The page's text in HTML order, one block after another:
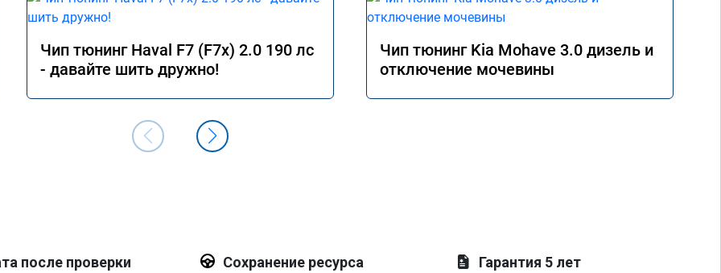
Чип тюнинг Haval F7 (F7x) 2.0 190 лс
- давайте шить дружно!
Чип тюнинг Kia Mohave 3.0 дизель и
отключение мочевины
после проверки Сохранение ресурса Гарантия 5 лет